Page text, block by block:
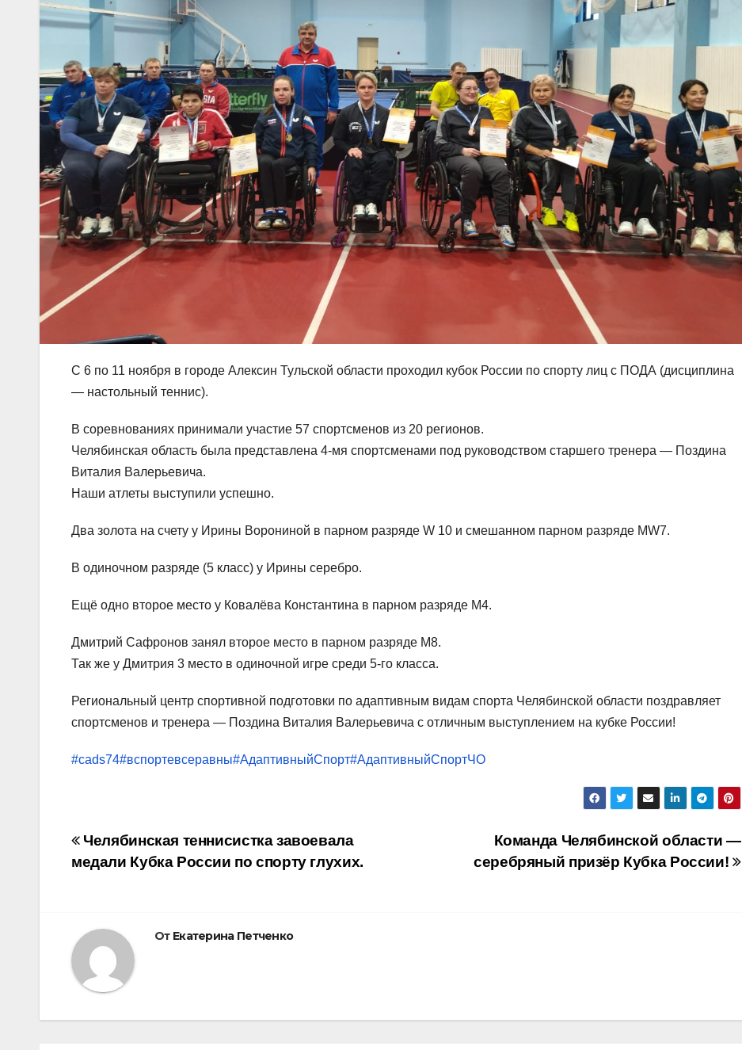
С 6 по 11 ноября в городе Алексин Тульской области проходил кубок России по спорту лиц с ПОДА (дисциплина
— настольный теннис).
В соревнованиях принимали участие 57 спортсменов из 20 регионов.
Челябинская область была представлена 4-мя спортсменами под руководством старшего тренера — Поздина
Виталия Валерьевича.
Наши атлеты выступили успешно.
Два золота на счету у Ирины Ворониной в парном разряде W 10 и смешанном парном разряде МW7.
В одиночном разряде (5 класс) у Ирины серебро.
Ещё одно второе место у Ковалёва Константина в парном разряде М4.
Дмитрий Сафронов занял второе место в парном разряде М8.
Так же у Дмитрия 3 место в одиночной игре среди 5-го класса.
Региональный центр спортивной подготовки по адаптивным видам спорта Челябинской области поздравляет
спортсменов и тренера — Поздина Виталия Валерьевича с отличным выступлением на кубке России!
#cads74#вспортевсеравны#АдаптивныйСпорт#АдаптивныйСпортЧО
Навигация
по
Команда Челябинской области —
серебряный призёр Кубка России!
Челябинская теннисистка завоевала
медали Кубка России по спорту глухих.
От Екатерина Петченко